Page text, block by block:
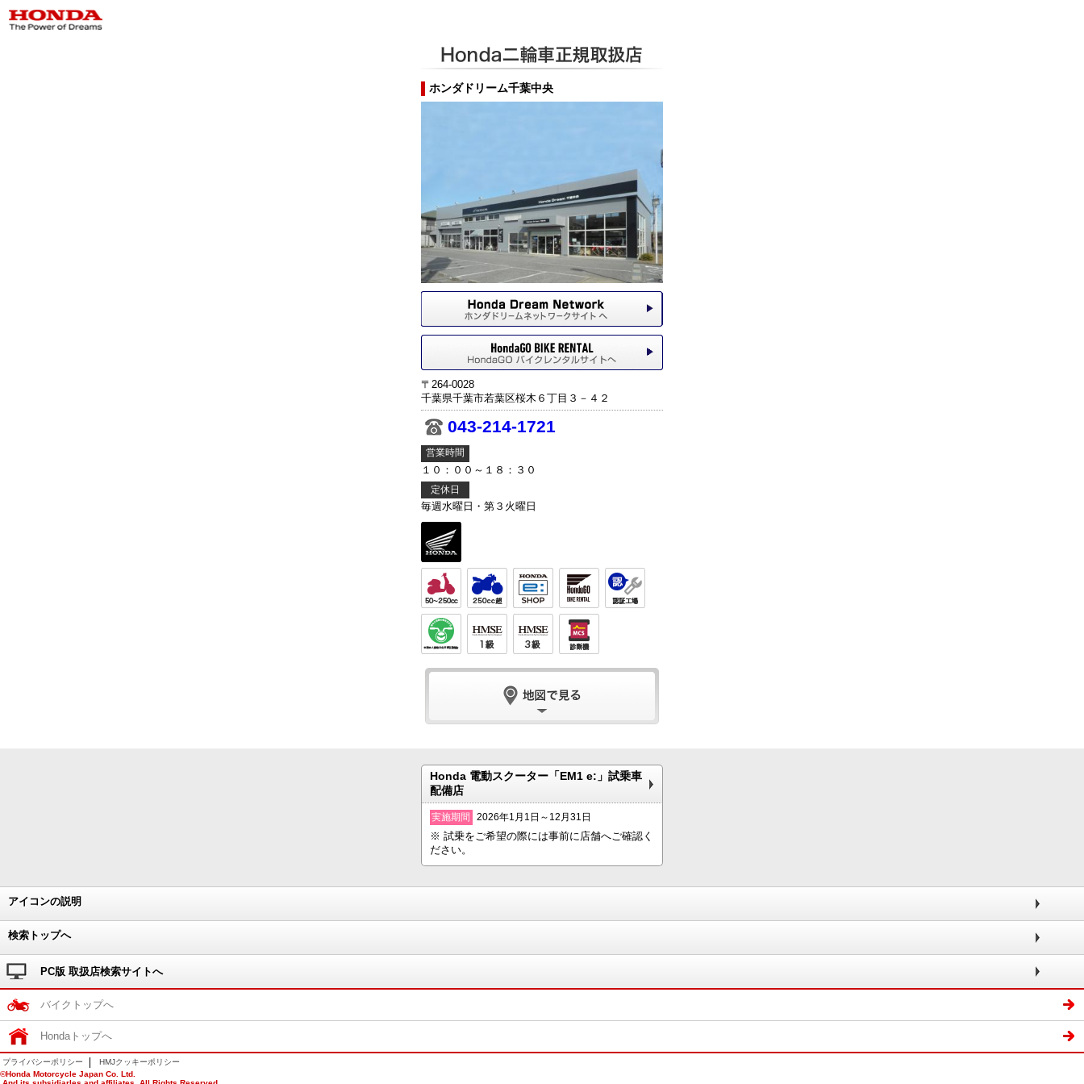
ホンダドリーム千葉中央
〒264-0028
千葉県千葉市若葉区桜木６丁目３－４２
043-214-1721
営業時間
１０：００～１８：３０
定休日
毎週水曜日・第３火曜日
Honda 電動スクーター「EM1 e:」試乗車
配備店
実施期間 2026年1月1日～12月31日
※ 試乗をご希望の際には事前に店舗へご確認く
ださい。
アイコンの説明
検索トップへ
PC版 取扱店検索サイトへ
バイクトップへ
Hondaトップへ
プライバシーポリシー
HMJクッキーポリシー
©Honda Motorcycle Japan Co. Ltd.